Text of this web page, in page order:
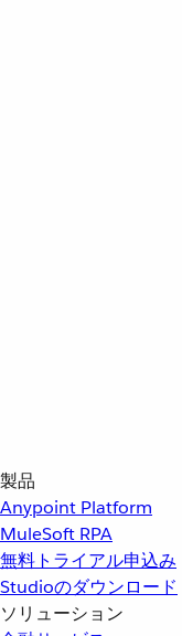
製品
Anypoint Platform
MuleSoft RPA
無料トライアル申込み
Studioのダウンロード
ソリューション